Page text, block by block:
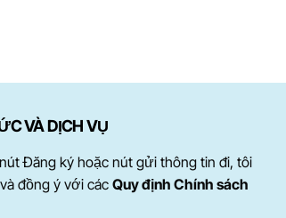
VÀ DỊCH VỤ
Đăng ký hoặc nút gửi thông tin đi, tôi
đồng ý với cácQuy định Chính sách